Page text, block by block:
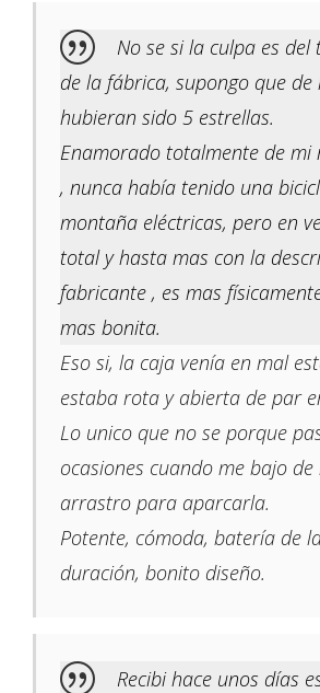
No se si la culpa es
de la fábrica, supongo que de
hubieran sido 5 estrellas.
Enamorado totalmente de mi
, nunca había tenido una
montaña eléctricas, pero en
total y hasta mas con la
fabricante , es mas
mas bonita.
Eso si, la caja venía en mal
estaba rota y abierta de par
Lo unico que no se porque
ocasiones cuando me bajo
arrastro para aparcarla.
Potente, cómoda, batería de
duración, bonito diseño.
Recibi hace unos días